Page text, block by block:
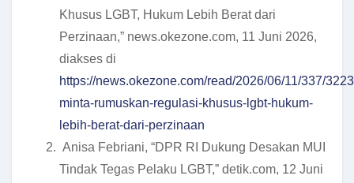
Khusus LGBT, Hukum Lebih Berat dari
Perzinaan,” news.okezone.com, 11 Juni 2026,
diakses di
https://news.okezone.com/read/2026/06/11/337/
minta-rumuskan-regulasi-khusus-lgbt-hukum-
lebih-berat-dari-perzinaan
Anisa Febriani, “DPR RI Dukung Desakan MUI
Tindak Tegas Pelaku LGBT,” detik.com, 12 Juni